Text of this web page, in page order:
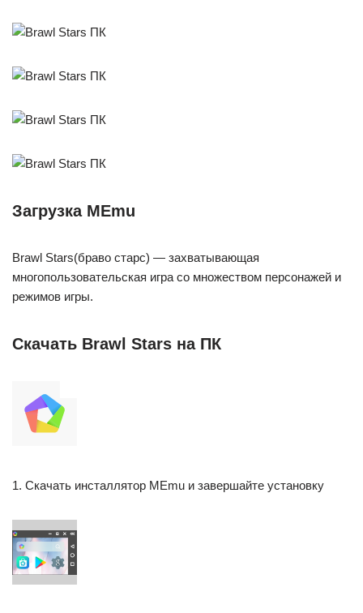
Загрузка MEmu
Brawl Stars(браво старс) — захватывающая
многопользовательская игра со множеством персонажей и
режимов игры.
Скачать Brawl Stars на ПК
1. Скачать инсталлятор MEmu и завершайте установку